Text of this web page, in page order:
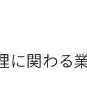
に関わる